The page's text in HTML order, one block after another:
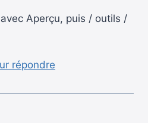
Aperçu, puis / outils /
répondre